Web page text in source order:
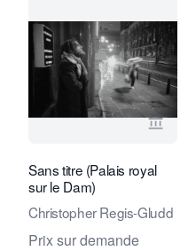
Sans titre (Palais royal
sur le Dam)
Christopher Regis-Gludd
Prix sur demande